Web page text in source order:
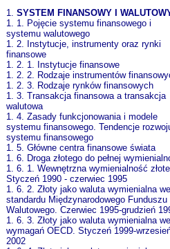
1. SYSTEM FINANSOWY I
1. 1. Pojęcie systemu finansowego i
systemu walutowego
1. 2. Instytucje, instrumenty oraz rynki
finansowe
1. 2. 1. Instytucje finansowe
1. 2. 2. Rodzaje instrumentów
1. 2. 3. Rodzaje rynków finansowych
1. 3. Transakcja finansowa a transakcja
walutowa
1. 4. Zasady funkcjonowania i modele
systemu finansowego. Tendencje
systemu finansowego
1. 5. Główne centra finansowe świata
1. 6. Droga złotego do pełnej
1. 6. 1. Wewnętrzna wymienialność
Styczeń 1990 - czerwiec 1995
1. 6. 2. Złoty jako waluta wymienialna
standardu Międzynarodowego Funduszu
Walutowego. Czerwiec 1995-grudzień
1. 6. 3. Złoty jako waluta wymienialna
wymagań OECD. Styczeń 1999-
2002